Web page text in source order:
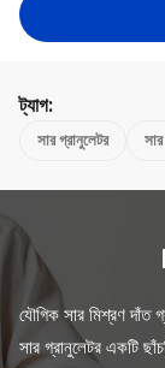
ট্যাগ:
সার গ্রানুলেটর
যৌগিক সার মিশ্রণ দাঁত
সার গ্রানুলেটর একটি